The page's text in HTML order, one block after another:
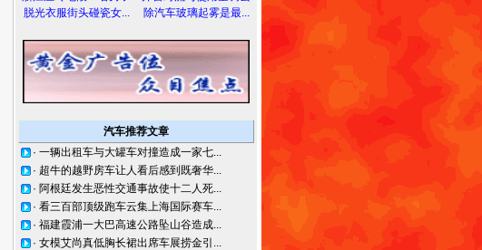
脱光衣服街头碰瓷女...
除汽车玻璃起雾是最...
汽车推荐文章
· 一辆出租车与大罐车对撞造成一家七...
· 超牛的越野房车让人看后感到既奢华...
· 阿根廷发生恶性交通事故使十二人死...
· 看三百部顶级跑车云集上海国际赛车...
· 福建霞浦一大巴高速公路坠山谷造成...
· 女模艾尚真低胸长裙出席车展捞金引...